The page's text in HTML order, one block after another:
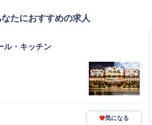
なたにおすすめの求人
ル・キッチン
気になる